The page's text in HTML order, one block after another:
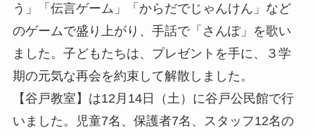
う」「伝言ゲーム」「からだでじゃんけん」など
のゲームで盛り上がり、手話で「さんぽ」を歌い
ました。子どもたちは、プレゼントを手に、３学
期の元気な再会を約束して解散しました。
【谷戸教室】は12月14日（土）に谷戸公民館で行
いました。児童7名、保護者7名、スタッフ12名の